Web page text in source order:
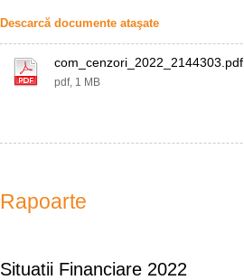
Descarcă documente ataşate
com_cenzori_2022_2144303.pdf
pdf, 1 MB
Rapoarte
Situatii Financiare 2022